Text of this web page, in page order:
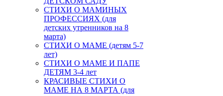
СТИХИ О МАМИНЫХ
ПРОФЕССИЯХ (для
детских утренников на 8
марта)
СТИХИ О МАМЕ (детям 5-7
лет)
СТИХИ О МАМЕ И ПАПЕ
ДЕТЯМ 3-4 лет
КРАСИВЫЕ СТИХИ О
МАМЕ НА 8 МАРТА (для